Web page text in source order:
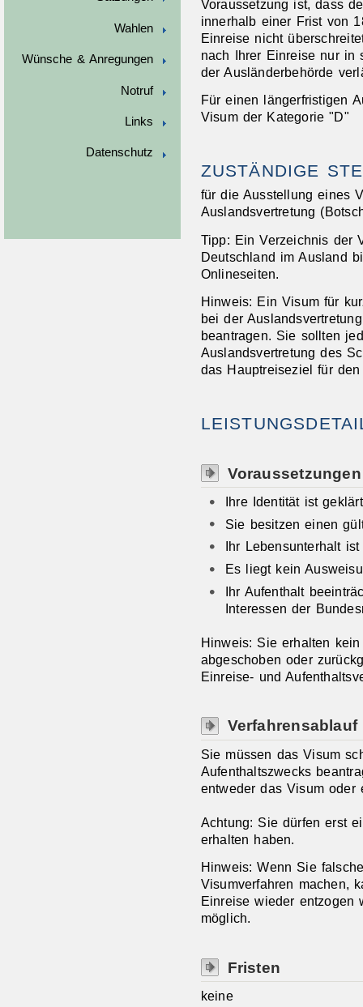
Wahlen
Wünsche & Anregungen
Notruf
Links
Datenschutz
Voraussetzung ist, dass
innerhalb einer Frist von
Einreise nicht
nach Ihrer Einreise nur in
der Ausländerbehörde
Für einen längerfristigen
Visum der Kategorie "D"
ZUSTÄNDIGE
für die Ausstellung eines
Auslandsvertretung
Tipp: Ein Verzeichnis der
Deutschland im Ausland
Onlineseiten.
Hinweis: Ein Visum für
bei der
beantragen. Sie sollten
Auslandsvertretung des
das Hauptreiseziel für
Voraussetzungen
Ihre Identität ist
Sie besitzen einen
Ihr Lebensunterhalt
Es liegt kein
Ihr Aufenthalt
Interessen der
Hinweis: Sie erhalten
abgeschoben oder
Einreise- und
Verfahrensablauf
Sie müssen das Visum
Aufenthaltszwecks
entweder das Visum oder
Achtung: Sie dürfen erst
erhalten haben.
Hinweis: Wenn Sie
Visumverfahren machen,
Einreisewieder entzogen
möglich.
Fristen
keine